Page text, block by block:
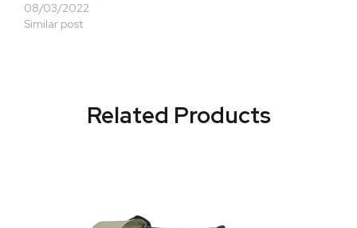
08/03/2022
Similar post
Related Products